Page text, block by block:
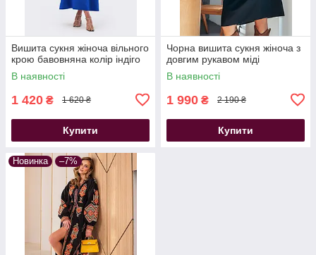
Вишита сукня жіноча вільного
крою бавовняна колір індіго
В наявності
1 420 ₴ 1 620 ₴
Купити
Чорна вишита сукня жіноча з
довгим рукавом міді
В наявності
1 990 ₴ 2 190 ₴
Купити
Новинка –7%